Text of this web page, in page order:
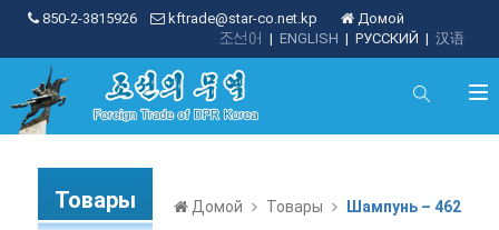
850-2-3815926 kftrade@star-co.net.kp
Домой
| 汉语
| РУССКИЙ
| ENGLISH
조선어
Товары Домой Товары Шампунь – 462